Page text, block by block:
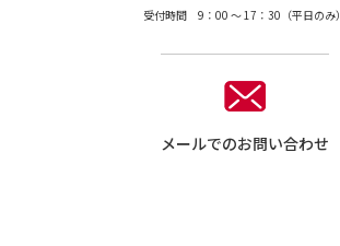
受付時間 9：00 〜 17：30（平日のみ）
メールでのお問い合わせ